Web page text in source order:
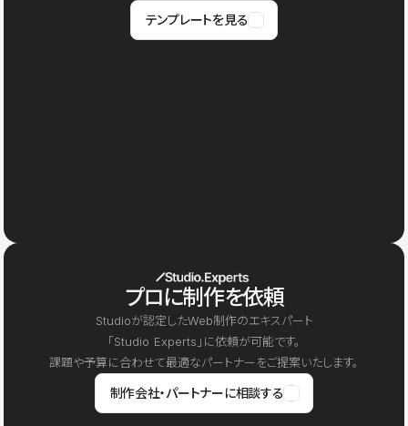
テンプレートを見る
プロに制作を依頼
Studioが認定したWeb制作のエキスパート
「Studio Experts」に依頼が可能です。
課題や予算に合わせて最適なパートナーをご提案いたします。
制作会社・パートナーに相談する